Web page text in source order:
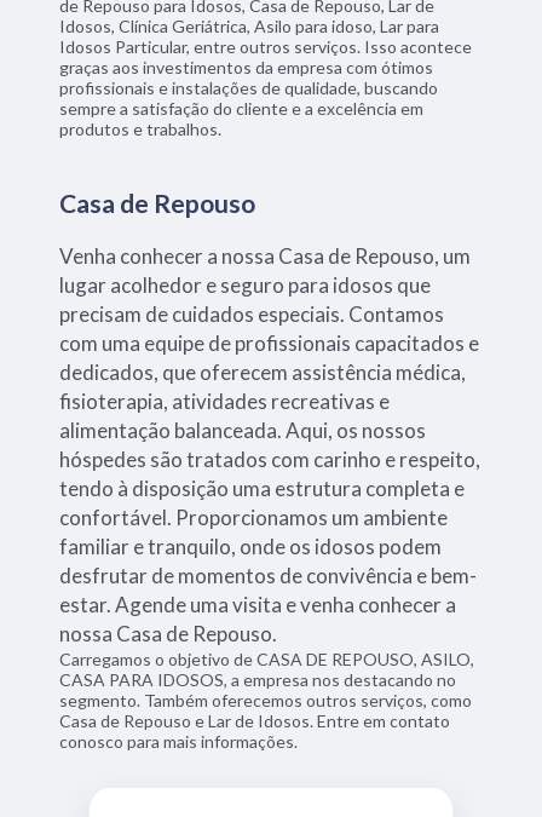
de Repouso para Idosos, Casa de Repouso, Lar de
Idosos, Clínica Geriátrica, Asilo para idoso, Lar para
Idosos Particular, entre outros serviços. Isso acontece
graças aos investimentos da empresa com ótimos
profissionais e instalações de qualidade, buscando
sempre a satisfação do cliente e a excelência em
produtos e trabalhos.
Casa de Repouso
Venha conhecer a nossa Casa de Repouso, um
lugar acolhedor e seguro para idosos que
precisam de cuidados especiais. Contamos
com uma equipe de profissionais capacitados e
dedicados, que oferecem assistência médica,
fisioterapia, atividades recreativas e
alimentação balanceada. Aqui, os nossos
hóspedes são tratados com carinho e respeito,
tendo à disposição uma estrutura completa e
confortável. Proporcionamos um ambiente
familiar e tranquilo, onde os idosos podem
desfrutar de momentos de convivência e bem-
estar. Agende uma visita e venha conhecer a
nossa Casa de Repouso.
Carregamos o objetivo de CASA DE REPOUSO, ASILO,
CASA PARA IDOSOS, a empresa nos destacando no
segmento. Também oferecemos outros serviços, como
Casa de Repouso e Lar de Idosos. Entre em contato
conosco para mais informações.